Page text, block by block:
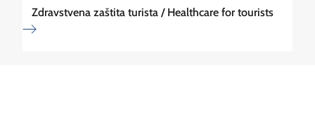
Zdravstvena zaštita turista / Healthcare for tourists